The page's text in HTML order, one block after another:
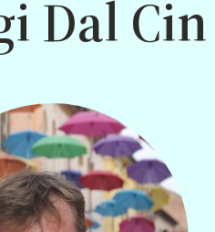
Dal Cin